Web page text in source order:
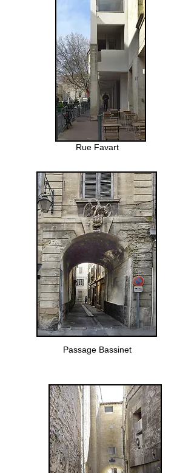
Rue Favart
Passage Bassinet